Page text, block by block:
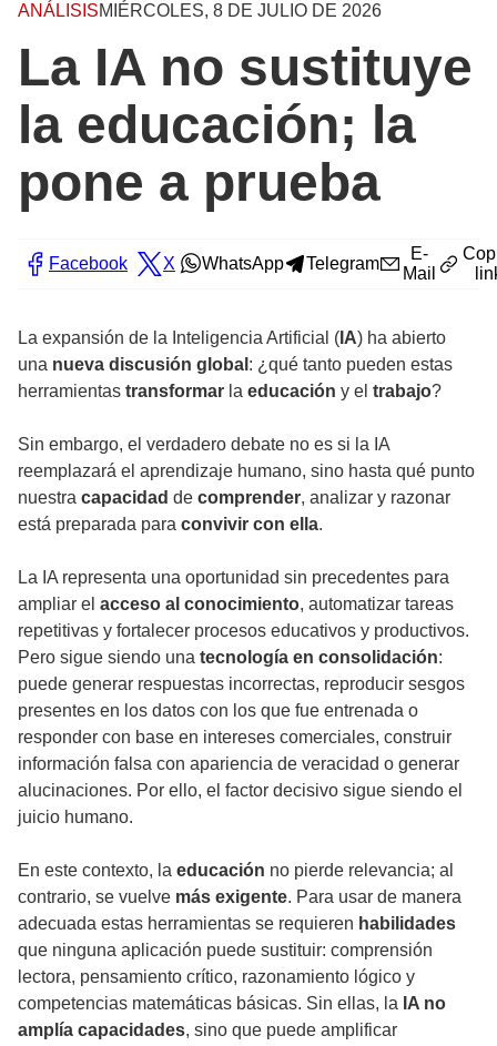
ANÁLISISMIÉRCOLES, 8 DE JULIO DE 2026
La IA no sustituye
la educación; la
pone a prueba
Facebook X WhatsApp Telegram
E-
Mail
La expansión de la Inteligencia Artificial ( IA) ha abierto
una nueva discusión global : ¿qué tanto pueden estas
herramientas transformar la educación y el trabajo?
Sin embargo, el verdadero debate no es si la IA
reemplazará el aprendizaje humano, sino hasta qué punto
nuestra capacidad de comprender, analizar y razonar
está preparada para convivir con ella.
La IA representa una oportunidad sin precedentes para
ampliar el acceso al conocimiento, automatizar tareas
repetitivas y fortalecer procesos educativos y productivos.
Pero sigue siendo una tecnología en consolidación:
puede generar respuestas incorrectas, reproducir sesgos
presentes en los datos con los que fue entrenada o
responder con base en intereses comerciales, construir
información falsa con apariencia de veracidad o generar
alucinaciones. Por ello, el factor decisivo sigue siendo el
juicio humano.
En este contexto, la educación no pierde relevancia; al
contrario, se vuelve más exigente. Para usar de manera
adecuada estas herramientas se requieren habilidades
que ninguna aplicación puede sustituir: comprensión
lectora, pensamiento crítico, razonamiento lógico y
competencias matemáticas básicas. Sin ellas, la IA no
amplía capacidades, sino que puede amplificar